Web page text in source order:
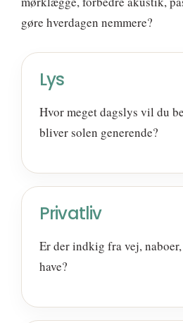
gøre hverdagen nemmere?
Lys
Hvor meget dagslys vil du
bliver solen generende?
Privatliv
Er der indkig fra vej,
have?